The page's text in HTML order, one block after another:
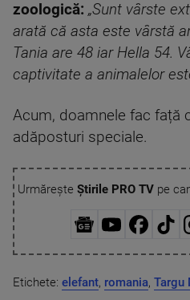
zoologică: „Sunt vârste
arată că asta este vârstă
Tania are 48 iar Hella 54.
captivitate a animalelor
Acum, doamnele fac față
adăposturi speciale.
Urmărește Știrile PRO TVpe
Etichete: elefant, romania, Targu